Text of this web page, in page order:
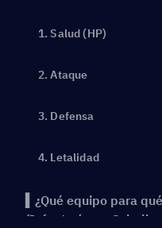
1. Salud (HP)
2. Ataque
3. Defensa
4. Letalidad
▍¿Qué equipo para
(Infantería vs.